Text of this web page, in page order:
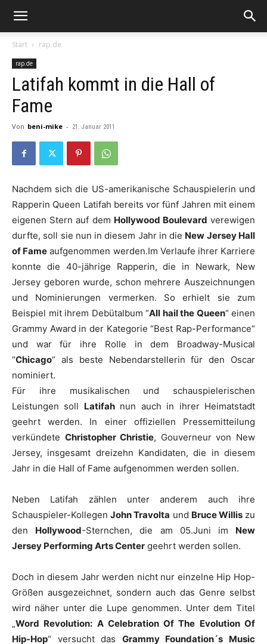
Start rap.de
rap.de
Latifah kommt in die Hall of
Fame
Von beni-mike - 21. Januar 2011
Nachdem sich die US-amerikanische Schauspielerin und
Rapperin Queen Latifah bereits vor fünf Jahren mit einem
eigenen Stern auf dem Hollywood Boulevard verewigen
durfte, soll sie nun in diesem Jahr in die New Jersey Hall
of Fame aufgenommen werden.Im Verlaufe ihrer Karriere
konnte die 40-jährige Rapperin, die in Newark, New
Jersey geboren wurde, schon mehrere Auszeichnungen
und Nominierungen vermerken. So erhielt sie zum
Beispiel mit ihrem Debütalbum “All hail the Queen“ einen
Grammy Award in der Kategorie “Best Rap-Performance“
und war für ihre Rolle in dem Broadway-Musical
“Chicago“ als beste Nebendarstellerin für den Oscar
nominiert.
Für ihre musikalischen und schauspielerischen
Leistungen soll Latifahnun auch in ihrer Heimatstadt
geehrt werden. In einer offiziellen Pressemitteilung
verkündete Christopher Christie, Gouverneur von New
Jersey, insgesamt dreizehn Kandidaten, die in diesem
Jahr in die Hall of Fame aufgenommen werden sollen.
Neben Latifah zählen unter anderem auch ihre
Schauspieler-KollegenJohn Travolta und Bruce Williszu
den Hollywood-Sternchen, die am 05.Juni im New
Jersey Performing Arts Center geehrt werden sollen.
Doch in diesem Jahr werden nicht nur einzelne Hip Hop-
Größen ausgezeichnet, sondern auch das Genre selbst
wird näher unter die Lupe genommen. Unter dem Titel
„Word Revolution: A Celebration Of The Evolution Of
Hip-Hop“ versucht das Grammy Foundation´s Music